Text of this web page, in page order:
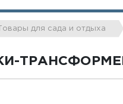
для сада и отдыха